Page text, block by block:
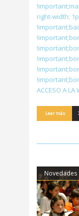
right-width:
ACCESO A LA
Leer más
Novedades